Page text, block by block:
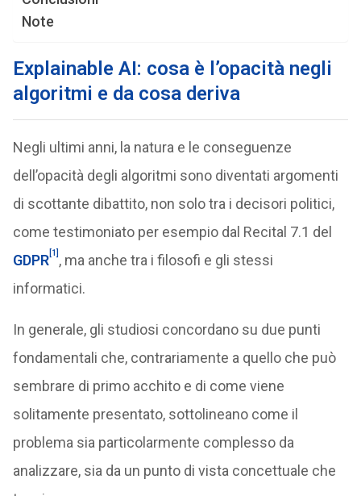
Note
Explainable AI: cosa è l’opacità negli
algoritmi e da cosa deriva
Negli ultimi anni, la natura e le conseguenze
dell’opacità degli algoritmi sono diventati argomenti
di scottante dibattito, non solo tra i decisori politici,
come testimoniato per esempio dal Recital 7.1 del
GDPR[1] , ma anche tra i filosofi e gli stessi
informatici.
In generale, gli studiosi concordano su due punti
fondamentali che, contrariamente a quello che può
sembrare di primo acchito e di come viene
solitamente presentato, sottolineano come il
problema sia particolarmente complesso da
analizzare, sia da un punto di vista concettuale che